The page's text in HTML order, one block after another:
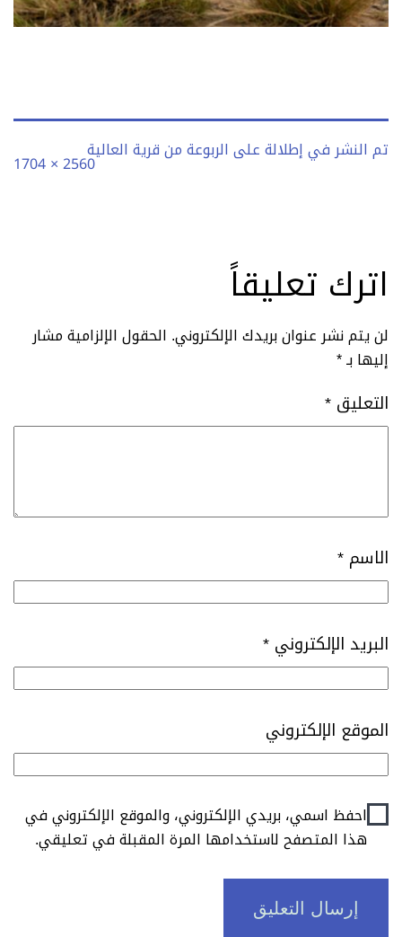
تم النشر فيإطلالة على الربوعة من قرية العاليةالحجم
الكامل
2560 × 1704
اترك تعليقاً
لن يتم نشر عنوان بريدك الإلكتروني. الحقول الإلزامية مشار
إليها بـ*
التعليق *
الاسم *
البريد الإلكتروني *
الموقع الإلكتروني
احفظ اسمي، بريدي الإلكتروني، والموقع الإلكتروني في
هذا المتصفح لاستخدامها المرة المقبلة في تعليقي.